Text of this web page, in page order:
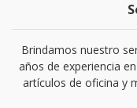
Brindamos nuestro
años de experiencia
artículos de oficina y